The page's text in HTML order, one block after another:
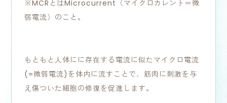
※MCRとはMicrocurrent（マイクロカレント＝微
弱電流）のこと。
もともと人体にに存在する電流に似たマイクロ電流
(=微弱電流)を体内に流すことで、筋肉に刺激を与
え傷ついた細胞の修復を促進します。